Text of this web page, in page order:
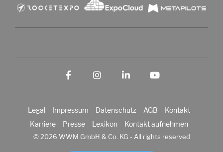
Legal Impressum Datenschutz AGB
Kontakt
Karriere
Presse Lexikon Kontakt aufnehmen
© 2026 WWM GmbH & Co. KG - All rights reserved
FacebookInstagram
LinkedIn